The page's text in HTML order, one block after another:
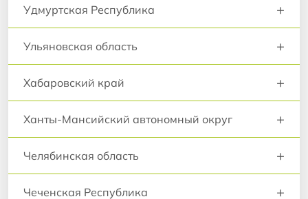
Удмуртская Республика +
Ульяновская область +
Хабаровский край +
Ханты-Мансийский автономный округ +
Челябинская область +
Чеченская Республика +